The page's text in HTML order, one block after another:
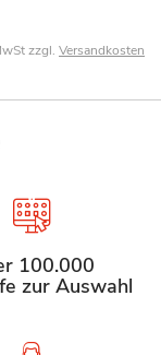
zzgl. Versandkosten
100.000
zur Auswahl